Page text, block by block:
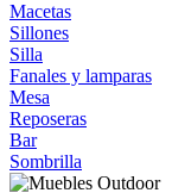
Macetas
Sillones
Silla
Fanales y lamparas
Mesa
Reposeras
Bar
Sombrilla